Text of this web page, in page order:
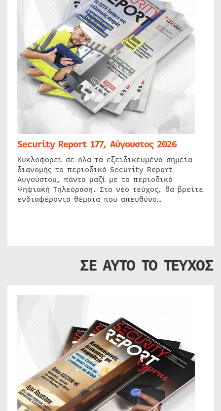
Security Report 177, Αύγουστος 2026
Κυκλοφορεί σε όλα τα εξειδικευμένα σημεία
διανομής το περιοδικό Security Report
Αυγούστου, πάντα μαζί με το περιοδικό
Ψηφιακή Τηλεόραση. Στο νέο τεύχος, θα βρείτε
ενδιαφέροντα θέματα που απευθύνο…
ΣΕ ΑΥΤΟ ΤΟ ΤΕΥΧΟΣ